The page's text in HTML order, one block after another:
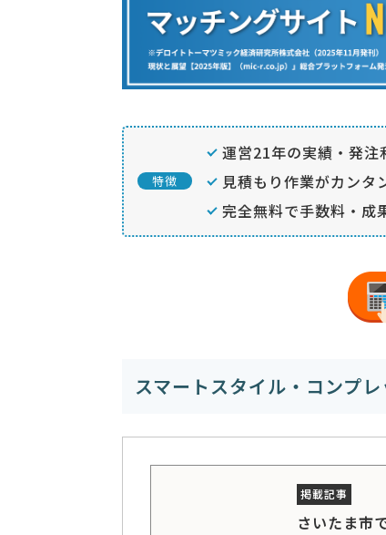
特徴
運営21年の実績・発注
見積もり作業がカンタ
完全無料で手数料・成
スマートスタイル・コンプ
さいたま市